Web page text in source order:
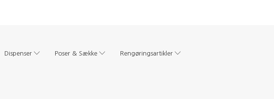
Dispenser Poser & Sække Rengøringsartikler